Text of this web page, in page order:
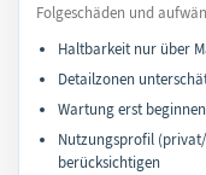
Folgeschäden und
Haltbarkeit nur über
Detailzonen
Wartung erst
Nutzungsprofil
berücksichtigen